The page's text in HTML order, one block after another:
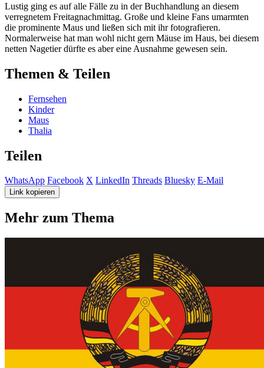
Lustig ging es auf alle Fälle zu in der Buchhandlung an diesem
verregnetem Freitagnachmittag. Große und kleine Fans umarmten
die prominente Maus und ließen sich mit ihr fotografieren.
Normalerweise hat man wohl nicht gern Mäuse im Haus, bei diesem
netten Nagetier dürfte es aber eine Ausnahme gewesen sein.
Themen & Teilen
Fernsehen
Kinder
Maus
Thalia
Teilen
WhatsApp Facebook X LinkedIn Threads Bluesky E-Mail
Link kopieren
Mehr zum Thema